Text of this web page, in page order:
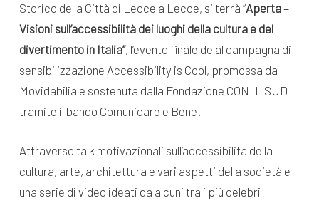
Storico della Città di Lecce a Lecce, si terrà “Aperta –
Visioni sull’accessibilità dei luoghi della cultura e del
divertimento in Italia”, l’evento finale delal campagna di
sensibilizzazione Accessibility is Cool, promossa da
Movidabilia e sostenuta dalla Fondazione CON IL SUD
tramite il bando Comunicare e Bene.
Attraverso talk motivazionali sull’accessibilità della
cultura, arte, architettura e vari aspetti della società e
una serie di video ideati da alcuni tra i più celebri